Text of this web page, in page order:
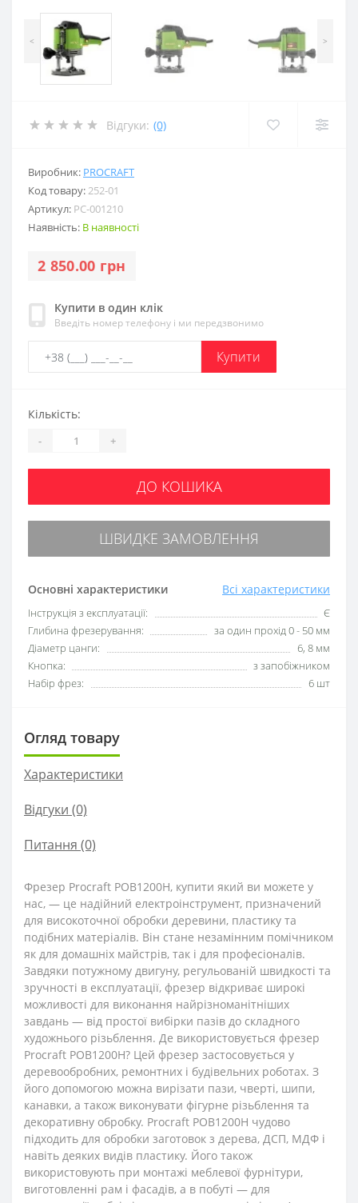
< >
Відгуки: (0)
Виробник: PROCRAFT
Код товару:252-01
Артикул: PC-001210
Наявність: В наявності
2 850.00 грн
Купити в один клік
Введіть номер телефону і ми передзвонимо
Купити
Основні характеристики Всі характеристики
Інструкція з експлуатації:
Є
Глибина фрезерування:
за один прохід 0 - 50 мм
Діаметр цанги:
6, 8 мм
Кнопка:
з запобіжником
Набір фрез:
6 шт
Кількість:
- +
ДО КОШИКА
ШВИДКЕ ЗАМОВЛЕННЯ
Огляд товару
Характеристики
Відгуки (0)
Питання (0)
Фрезер Procraft POB1200H, купити який ви можете у
нас, — це надійний електроінструмент, призначений
для високоточної обробки деревини, пластику та
подібних матеріалів. Він стане незамінним помічником
як для домашніх майстрів, так і для професіоналів.
Завдяки потужному двигуну, регульованій швидкості та
зручності в експлуатації, фрезер відкриває широкі
можливості для виконання найрізноманітніших
завдань — від простої вибірки пазів до складного
художнього різьблення. Де використовується фрезер
Procraft POB1200H? Цей фрезер застосовується у
деревообробних, ремонтних і будівельних роботах. З
його допомогою можна вирізати пази, чверті, шипи,
канавки, а також виконувати фігурне різьблення та
декоративну обробку. Procraft POB1200H чудово
підходить для обробки заготовок з дерева, ДСП, МДФ і
навіть деяких видів пластику. Його також
використовують при монтажі меблевої фурнітури,
виготовленні рам і фасадів, а в побуті — для